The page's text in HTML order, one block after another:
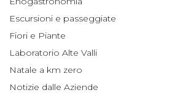
Escursioni e passeggiate
Fiori e Piante
Laboratorio Alte Valli
Natale a km zero
Notizie dalle Aziende